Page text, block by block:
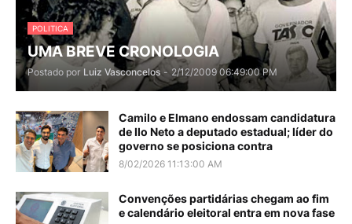
POLITICA
UMA BREVE CRONOLOGIA
Postado por Luiz Vasconcelos - 2/12/2009 06:49:00 PM
Camilo e Elmano endossam candidatura
de Ilo Neto a deputado estadual; líder do
governo se posiciona contra
8/02/2026 11:13:00 AM
Convenções partidárias chegam ao fim
e calendário eleitoral entra em nova fase